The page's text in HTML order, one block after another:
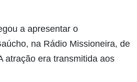
a apresentar o
na Rádio Missioneira, de
atração era transmitida aos